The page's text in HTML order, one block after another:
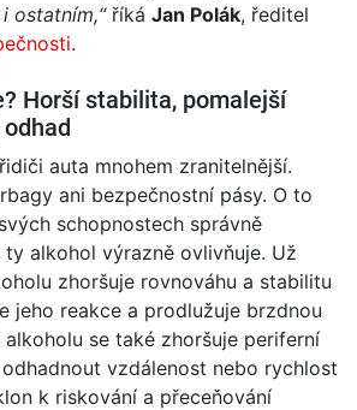
ostatním,“říká Jan Polák, ředitel
.
Horší stabilita, pomalejší
auta mnohem zranitelnější.
ani bezpečnostní pásy. O to
schopnostech správně
alkohol výrazně ovlivňuje. Už
zhoršuje rovnováhu a stabilitu
jeho reakce a prodlužuje brzdnou
se také zhoršuje periferní
vzdálenost nebo rychlost
k riskování a přeceňování